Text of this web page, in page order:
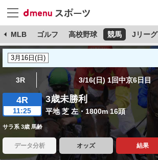
MLB ゴルフ 高校野球 競馬 Jリーグ
3R 3/16(日) 1回中京6日目
4R
11:25
3歳未勝利
平地 芝 左・1800m 16頭
サラ系 3歳 馬齢
データ分析 オッズ 結果